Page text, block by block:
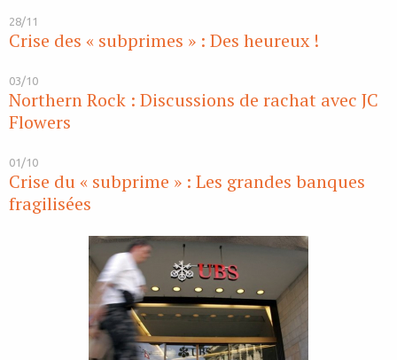
28/11
Crise des « subprimes » : Des heureux !
03/10
Northern Rock : Discussions de rachat avec JC
Flowers
01/10
Crise du « subprime » : Les grandes banques
fragilisées